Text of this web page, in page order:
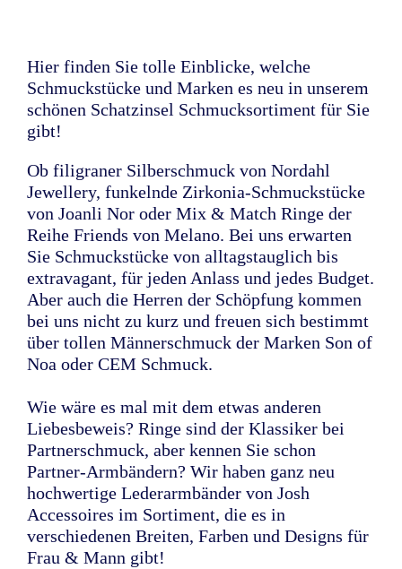
Hier finden Sie tolle Einblicke, welche
Schmuckstücke und Marken es neu in unserem
schönen Schatzinsel Schmucksortiment für Sie
gibt!
Ob filigraner Silberschmuck von Nordahl
Jewellery, funkelnde Zirkonia-Schmuckstücke
von Joanli Nor oder Mix & Match Ringe der
Reihe Friends von Melano. Bei uns erwarten
Sie Schmuckstücke von alltagstauglich bis
extravagant, für jeden Anlass und jedes Budget.
Aber auch die Herren der Schöpfung kommen
bei uns nicht zu kurz und freuen sich bestimmt
über tollen Männerschmuck der Marken Son of
Noa oder CEM Schmuck.
Wie wäre es mal mit dem etwas anderen
Liebesbeweis? Ringe sind der Klassiker bei
Partnerschmuck, aber kennen Sie schon
Partner-Armbändern? Wir haben ganz neu
hochwertige Lederarmbänder von Josh
Accessoires im Sortiment, die es in
verschiedenen Breiten, Farben und Designs für
Frau & Mann gibt!